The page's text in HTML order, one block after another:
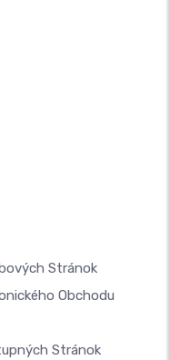
Stránok
Obchodu
Stránok